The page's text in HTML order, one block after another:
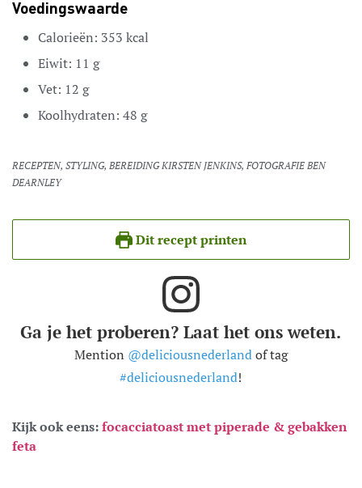
Voedingswaarde
Calorieën: 353 kcal
Eiwit: 11 g
Vet: 12 g
Koolhydraten: 48 g
RECEPTEN, STYLING, BEREIDING KIRSTEN JENKINS, FOTOGRAFIE BEN
DEARNLEY
Dit recept printen
Ga je het proberen? Laat het ons weten.
Mention @deliciousnederlandof tag
#deliciousnederland!
Kijk ook eens:focacciatoast met piperade & gebakken
feta